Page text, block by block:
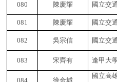
080 陳慶耀 國立交
081 陳慶耀 國立交
082 吳宗信 國立交
083 宋齊有 逢甲大
084 徐金城
國立高